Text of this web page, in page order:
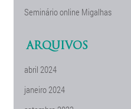
Seminário online Migalhas
ARQUIVOS
abril 2024
janeiro 2024